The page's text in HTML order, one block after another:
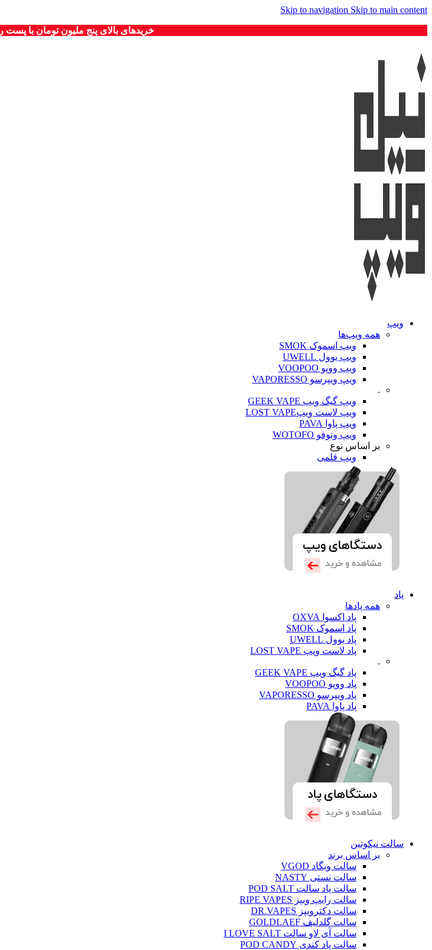
Skip to navigation Skip to main content
خریدهای بالای پنج ملیون تومان با
ویپ‌
همه ویپ‌ها
ویپ اسموک SMOK
ویپ یوول UWELL
ویپ ووپو VOOPOO
ویپ ویپرسو VAPORESSO
.
ویپ گیگ ویپ GEEK VAPE
ویپ لاست ویپLOST VAPE
ویپ پاوا PAVA
ویپ وتوفو WOTOFO
بر اساس نوع
ویپ قلمی
پاد
همه پادها
پاد اکسوا OXVA
پاد اسموک SMOK
پاد یوول UWELL
پاد لاست ویپ LOST VAPE
.
پاد گیگ ویپ GEEK VAPE
پاد ووپو VOOPOO
پاد ویپرسو VAPORESSO
پاد پاوا PAVA
سالت نیکوتین
بر اساس برند
سالت ویگاد VGOD
سالت نستی NASTY
سالت پاد سالت POD SALT
سالت رایپ ویپز RIPE VAPES
سالت دکترویپز DR.VAPES
سالت گلدلیف GOLDLAEF
سالت آی لاو سالت I LOVE SALT
سالت پاد کندی POD CANDY